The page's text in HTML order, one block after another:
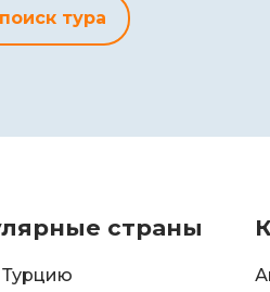
тура
страны
Турцию